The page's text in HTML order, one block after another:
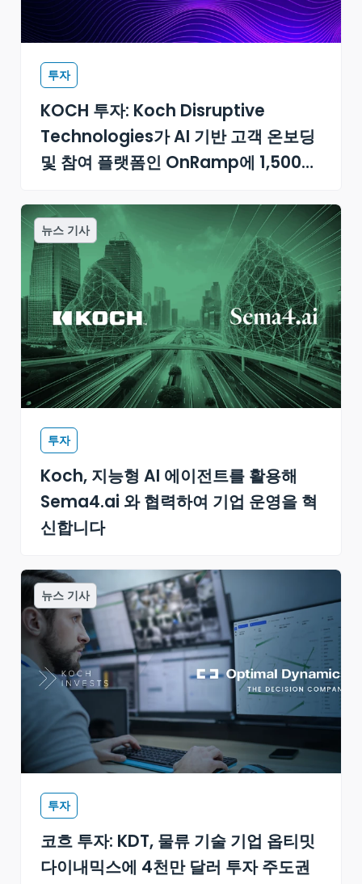
투자
KOCH 투자: Koch Disruptive
Technologies가 AI 기반 고객 온보딩
및 참여 플랫폼인 OnRamp에 1,500만
뉴스 기사
투자
Koch, 지능형 AI 에이전트를 활용해
Sema4.ai 와 협력하여 기업 운영을 혁
신합니다
뉴스 기사
투자
코흐 투자: KDT, 물류 기술 기업 옵티밋
다이내믹스에 4천만 달러 투자 주도권